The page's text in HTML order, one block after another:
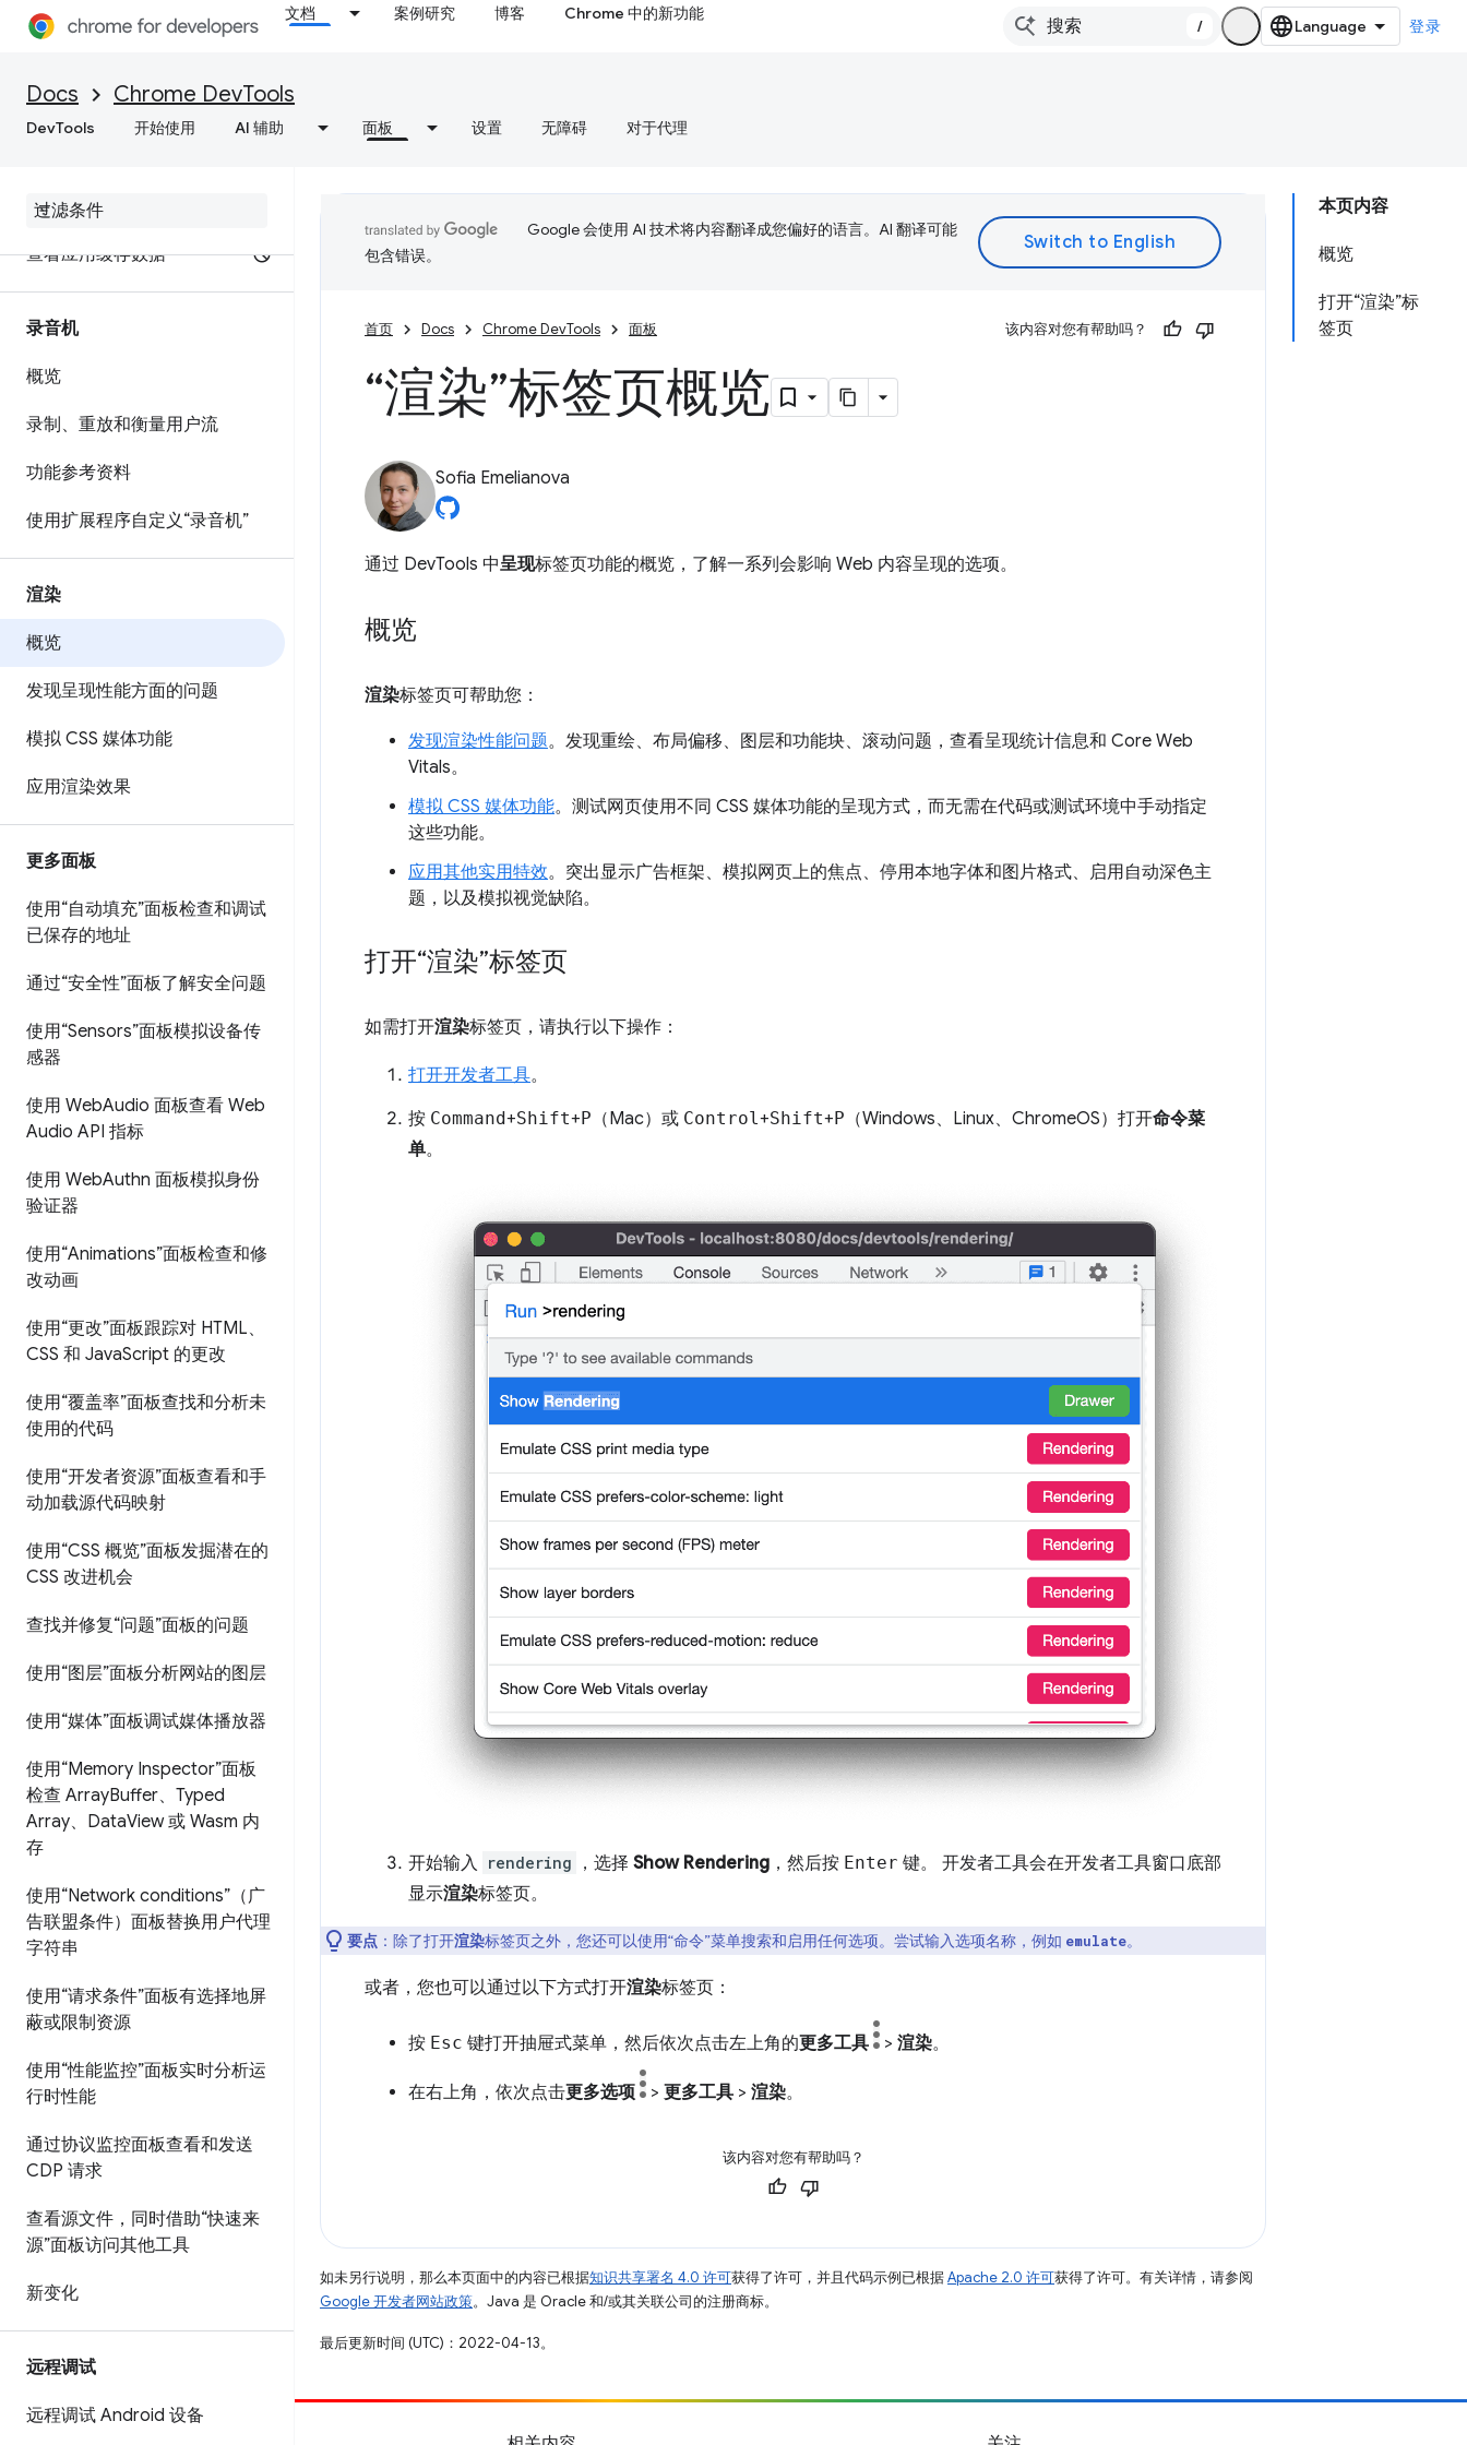
文档 案例研究 博客 Chrome 中的新功能
/ 登录
Docs Chrome DevTools
DevTools 开始使用 AI 辅助 面板 设置 无障碍 对于代理
测试往返缓存
调试 WebMCP 工具
查看框架详情
查看应用缓存数据
录音机
概览
录制、重放和衡量用户流
功能参考资料
使用扩展程序自定义“录音机”
渲染
概览
发现呈现性能方面的问题
模拟 CSS 媒体功能
应用渲染效果
更多面板
使用“自动填充”面板检查和调试
已保存的地址
通过“安全性”面板了解安全问题
使用“Sensors”面板模拟设备传
感器
使用 WebAudio 面板查看 Web
Audio API 指标
使用 WebAuthn 面板模拟身份
验证器
使用“Animations”面板检查和修
改动画
使用“更改”面板跟踪对 HTML、
CSS 和 JavaScript 的更改
使用“覆盖率”面板查找和分析未
使用的代码
使用“开发者资源”面板查看和手
动加载源代码映射
使用“CSS 概览”面板发掘潜在的
CSS 改进机会
查找并修复“问题”面板的问题
使用“图层”面板分析网站的图层
使用“媒体”面板调试媒体播放器
使用“Memory Inspector”面板
检查 ArrayBuffer、Typed
Array、DataView 或 Wasm 内
存
使用“Network conditions”（广
告联盟条件）面板替换用户代理
字符串
使用“请求条件”面板有选择地屏
蔽或限制资源
使用“性能监控”面板实时分析运
行时性能
通过协议监控面板查看和发送
CDP 请求
查看源文件，同时借助“快速来
源”面板访问其他工具
新变化
远程调试
远程调试 Android 设备
本页内容
概览
打开“渲染”标
签页
Google 会使用 AI 技术将内容翻译成您偏好的语言。AI 翻译可能
包含错误。
首页 Docs Chrome DevTools 面板 该内容对您有帮助吗？
“渲染”标签页概览
Sofia Emelianova
通过 DevTools 中呈现标签页功能的概览，了解一系列会影响 Web 内容呈现的选项。
概览
渲染标签页可帮助您：
发现渲染性能问题。发现重绘、布局偏移、图层和功能块、滚动问题，查看呈现统计信息和 Core Web
Vitals。
模拟 CSS 媒体功能。测试网页使用不同 CSS 媒体功能的呈现方式，而无需在代码或测试环境中手动指定
这些功能。
应用其他实用特效。突出显示广告框架、模拟网页上的焦点、停用本地字体和图片格式、启用自动深色主
题，以及模拟视觉缺陷。
打开“渲染”标签页
如需打开渲染标签页，请执行以下操作：
打开开发者工具。
按 Command+Shift+P （Mac）或 Control+Shift+P （Windows、Linux、ChromeOS）打开命令菜
单。
开始输入 rendering ，选择 Show Rendering ，然后按 Enter 键。 开发者工具会在开发者工具窗口底部
显示渲染标签页。
要点 ：除了打开渲染标签页之外，您还可以使用“命令”菜单搜索和启用任何选项。尝试输入选项名称，例如 emulate。
或者，您也可以通过以下方式打开渲染标签页：
按 Esc 键打开抽屉式菜单，然后依次点击左上角的更多工具 > 渲染。
在右上角，依次点击更多选项 > 更多工具 > 渲染。
该内容对您有帮助吗？
如未另行说明，那么本页面中的内容已根据知识共享署名 4.0 许可获得了许可，并且代码示例已根据Apache 2.0 许可获得了许可。有关详情，请参阅
Google 开发者网站政策。Java 是 Oracle 和/或其关联公司的注册商标。
最后更新时间 (UTC)：2022-04-13。